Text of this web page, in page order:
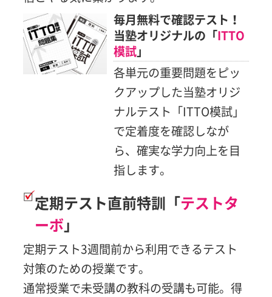
毎月無料で確認テスト！
当塾オリジナルの「ITTO
模試」
各単元の重要問題をピッ
クアップした当塾オリジ
ナルテスト「ITTO模試」
で定着度を確認しなが
ら、確実な学力向上を目
指します。
定期テスト直前特訓「テストタ
ーボ」
定期テスト3週間前から利用できるテスト
対策のための授業です。
通常授業で未受講の教科の受講も可能。得